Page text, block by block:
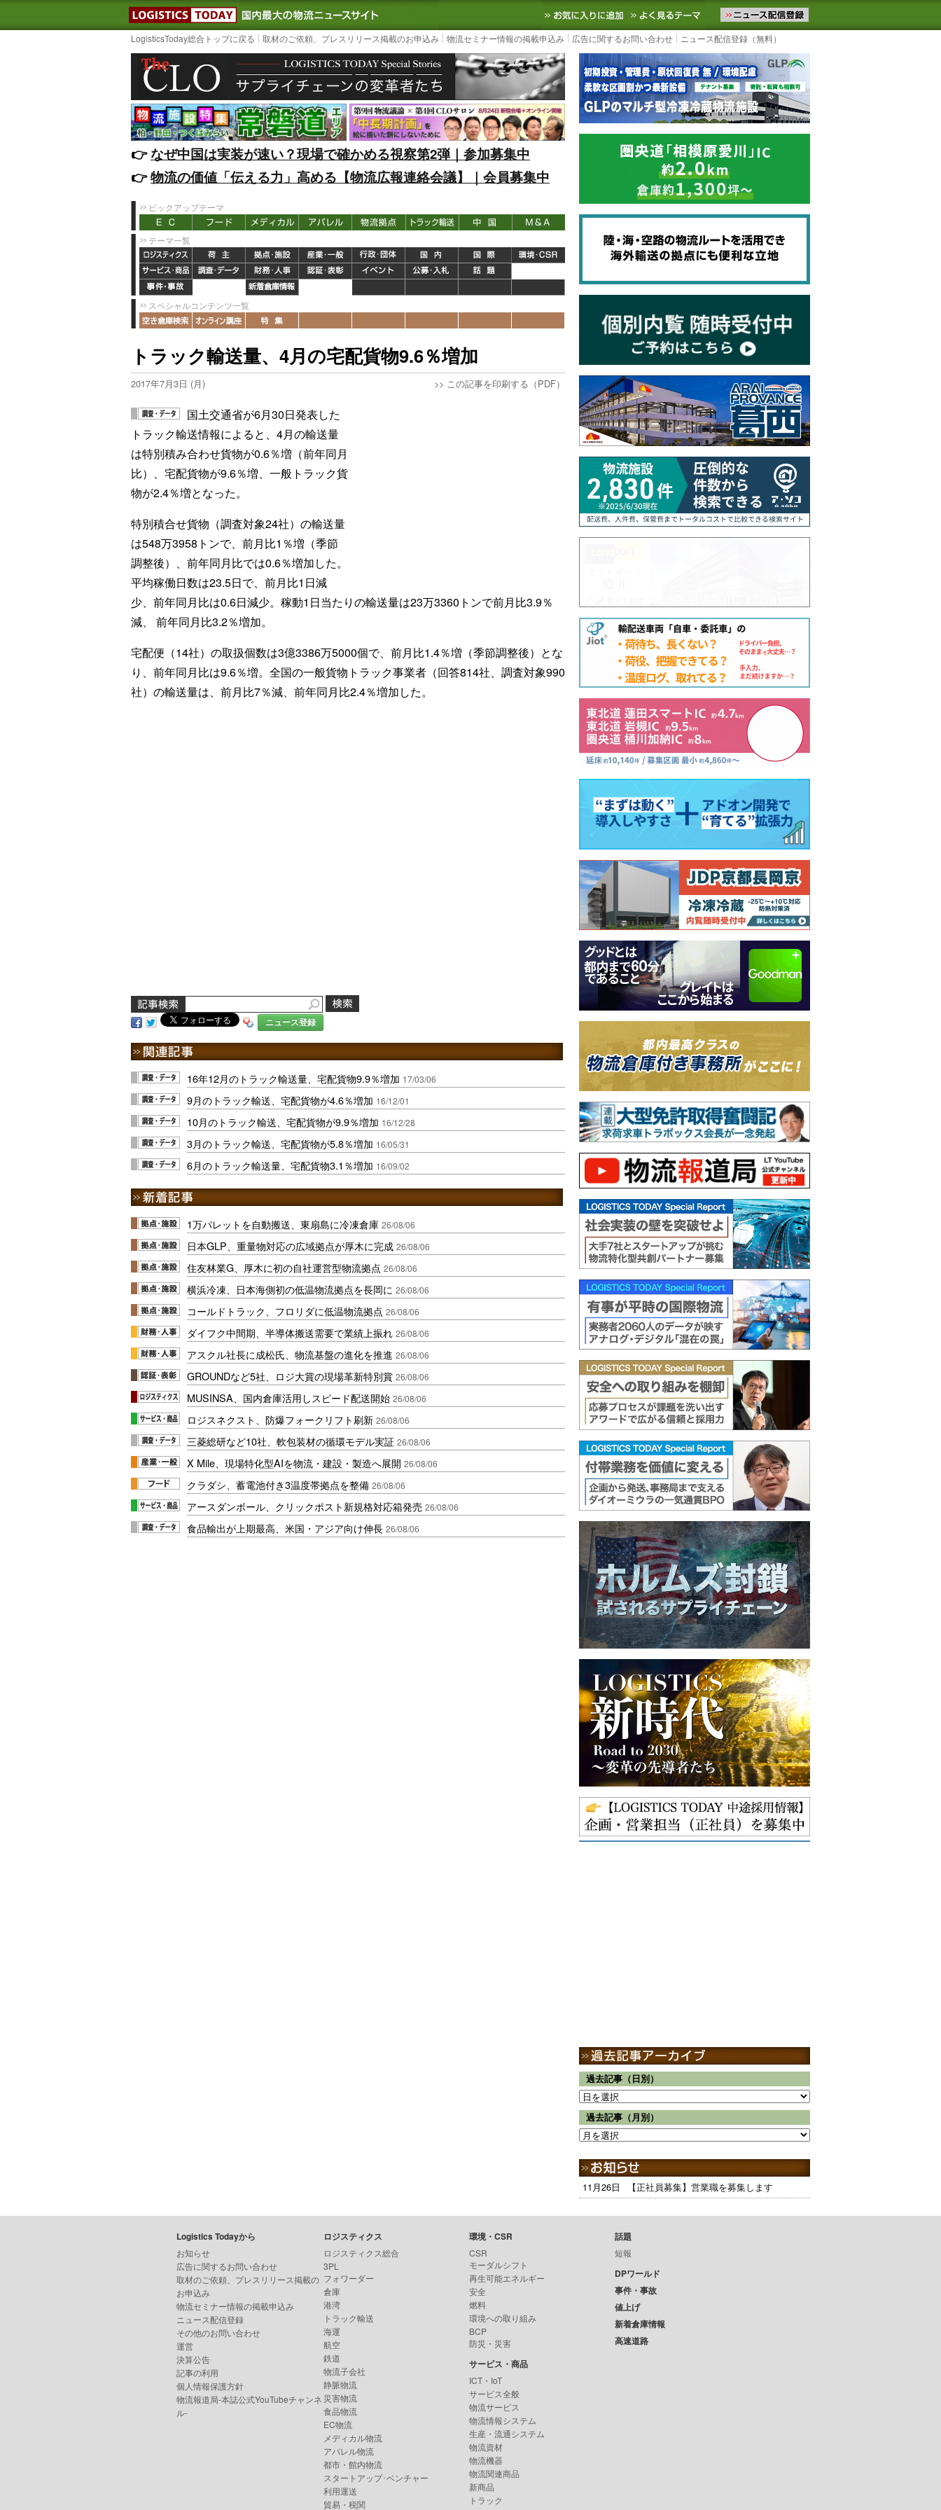
LOGISTICS TODAY｜国内最大の物流ニュースサイト3PL, SCMなど国内外の最新の物流ニュースをお届けします。物流ニュースメール配信を登録す
お気に入りに追加 よく見るテーマ
LogisticsToday総合トップに戻る 取材のご依頼、プレスリリース掲載のお申込み 物流セミナー情報の掲載申込み 広告に関するお問い合わせ ニュース配信登録（無料）
👉️なぜ中国は実装が速い？現場で確かめる視察第2弾｜参加募集中
👉️物流の価値「伝える力」高める【物流広報連絡会議】｜会員募集中
ピックアップテーマ
テーマ一覧
スペシャルコンテンツ一覧
トラック輸送量、4月の宅配貨物9.6％増加
2017年7月3日 (月) >> この記事を印刷する（PDF）
国土交通省が6月30日発表した
トラック輸送情報によると、4月の輸送量
は特別積み合わせ貨物が0.6％増（前年同月
比）、宅配貨物が9.6％増、一般トラック貨
物が2.4％増となった。
特別積合せ貨物（調査対象24社）の輸送量
は548万3958トンで、前月比1％増（季節
調整後）、前年同月比では0.6％増加した。
平均稼働日数は23.5日で、前月比1日減
少、前年同月比は0.6日減少。稼動1日当たりの輸送量は23万3360トンで前月比3.9％
減、 前年同月比3.2％増加。
宅配便（14社）の取扱個数は3億3386万5000個で、前月比1.4％増（季節調整後）とな
り、前年同月比は9.6％増。全国の一般貨物トラック事業者（回答814社、調査対象990
社）の輸送量は、前月比7％減、前年同月比2.4％増加した。
ニュース登録
16年12月のトラック輸送量、宅配貨物9.9％増加 17/03/06
9月のトラック輸送、宅配貨物が4.6％増加 16/12/01
10月のトラック輸送、宅配貨物が9.9％増加 16/12/28
3月のトラック輸送、宅配貨物が5.8％増加 16/05/31
6月のトラック輸送量、宅配貨物3.1％増加 16/09/02
1万パレットを自動搬送、東扇島に冷凍倉庫 26/08/06
日本GLP、重量物対応の広域拠点が厚木に完成 26/08/06
住友林業G、厚木に初の自社運営型物流拠点 26/08/06
横浜冷凍、日本海側初の低温物流拠点を長岡に 26/08/06
コールドトラック、フロリダに低温物流拠点 26/08/06
ダイフク中間期、半導体搬送需要で業績上振れ 26/08/06
アスクル社長に成松氏、物流基盤の進化を推進 26/08/06
GROUNDなど5社、ロジ大賞の現場革新特別賞 26/08/06
MUSINSA、国内倉庫活用しスピード配送開始 26/08/06
ロジスネクスト、防爆フォークリフト刷新 26/08/06
三菱総研など10社、軟包装材の循環モデル実証 26/08/06
X Mile、現場特化型AIを物流・建設・製造へ展開 26/08/06
クラダシ、蓄電池付き3温度帯拠点を整備 26/08/06
アースダンボール、クリックポスト新規格対応箱発売 26/08/06
食品輸出が上期最高、米国・アジア向け伸長 26/08/06
過去記事（日別）
過去記事（月別）
11月26日 【正社員募集】営業職を募集します
Logistics Todayから
お知らせ
広告に関するお問い合わせ
取材のご依頼、プレスリリース掲載の
お申込み
物流セミナー情報の掲載申込み
ニュース配信登録
その他のお問い合わせ
運営
決算公告
記事の利用
個人情報保護方針
物流報道局-本誌公式YouTubeチャンネ
ル-
ロジスティクス
ロジスティクス総合
3PL
フォワーダー
倉庫
港湾
トラック輸送
海運
航空
鉄道
物流子会社
静脈物流
災害物流
食品物流
EC物流
メディカル物流
アパレル物流
都市・館内物流
スタートアップ･ベンチャー
利用運送
貿易・税関
環境・CSR
CSR
モーダルシフト
再生可能エネルギー
安全
燃料
環境への取り組み
BCP
防災・災害
サービス・商品
ICT・IoT
サービス全般
物流サービス
物流情報システム
生産・流通システム
物流資材
物流機器
物流関連商品
新商品
トラック
話題
短報
DPワールド
事件・事故
値上げ
新着倉庫情報
高速道路